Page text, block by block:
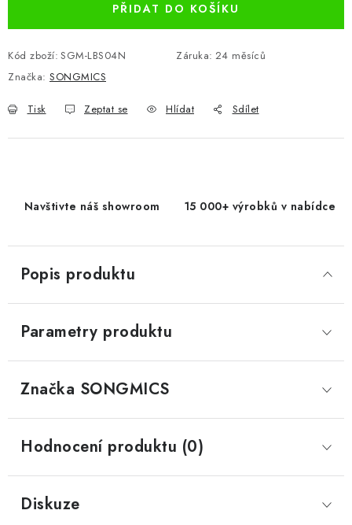
PŘIDAT DO KOŠÍKU
Kód zboží: SGM-LBS04N Záruka: 24 měsíců
Značka: SONGMICS
Tisk Zeptat se Hlídat Sdílet
Navštivte náš showroom 15 000+ výrobků v nabídce
Popis produktu
Parametry produktu
Značka SONGMICS
Hodnocení produktu (0)
Diskuze